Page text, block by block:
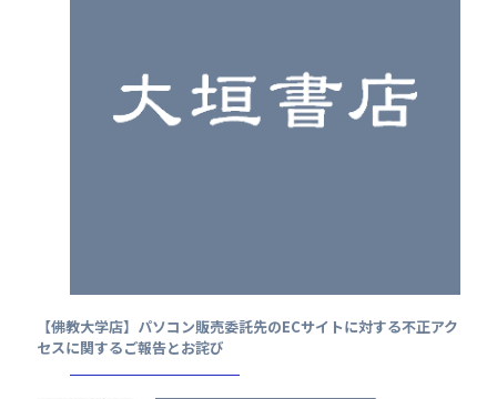
【佛教大学店】パソコン販売委託先のECサイトに対する不正アク
セスに関するご報告とお詫び